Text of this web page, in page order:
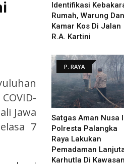
Jawa
7
Identifikasi
Rumah, Warung
Kamar Kos Di Jalan
R.A. Kartini
P. RAYA
Satgas Aman Nusa
Polresta Palangka
Raya Lakukan
Pemadaman
Karhutla Di Kawasan